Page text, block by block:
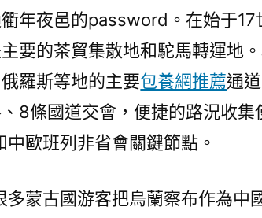
年夜邑的password。在始于17
要的茶貿集散地和駝馬轉運地
羅斯等地的主要包養網推薦通
8條國道交會，便捷的路況收集
中歐班列非省會關鍵節點。
多蒙古國游客把烏蘭察布作為中